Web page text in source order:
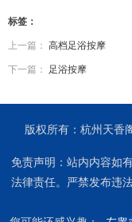
标签：
上一篇： 高档足浴按摩
下一篇： 足浴按摩
版权所有：杭州天香
免责声明：站内内容如
法律责任。严禁发布违